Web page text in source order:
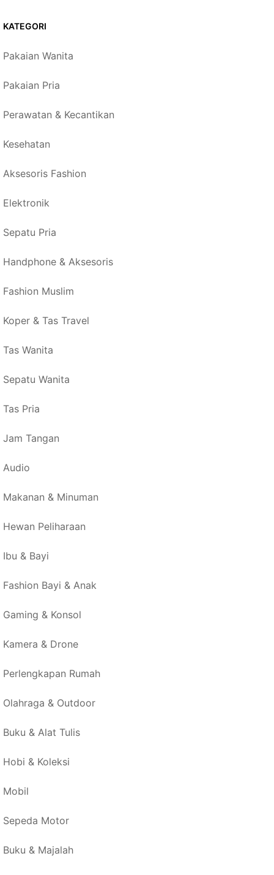
KATEGORI
Pakaian Wanita
Pakaian Pria
Perawatan & Kecantikan
Kesehatan
Aksesoris Fashion
Elektronik
Sepatu Pria
Handphone & Aksesoris
Fashion Muslim
Koper & Tas Travel
Tas Wanita
Sepatu Wanita
Tas Pria
Jam Tangan
Audio
Makanan & Minuman
Hewan Peliharaan
Ibu & Bayi
Fashion Bayi & Anak
Gaming & Konsol
Kamera & Drone
Perlengkapan Rumah
Olahraga & Outdoor
Buku & Alat Tulis
Hobi & Koleksi
Mobil
Sepeda Motor
Buku & Majalah